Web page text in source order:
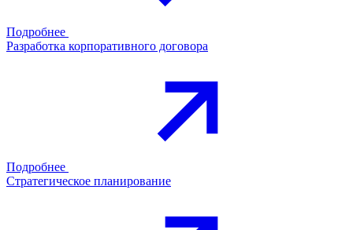
Подробнее
Разработка корпоративного договора
Подробнее
Стратегическое планирование